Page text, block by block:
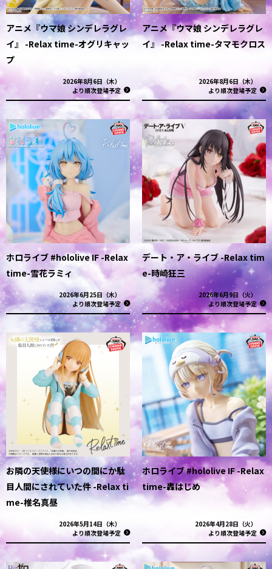
アニメ『ウマ娘 シンデレラグレ
イ』 -Relax time-オグリキャッ
プ
2026年8月6日（木）
より順次登場予定
アニメ『ウマ娘 シンデレラグレ
イ』 -Relax time-タマモクロス
2026年8月6日（木）
より順次登場予定
ホロライブ #hololive IF -Relax
time-雪花ラミィ
2026年6月25日（木）
より順次登場予定
デート・ア・ライブ -Relax tim
e-時崎狂三
2026年6月9日（火）
より順次登場予定
お隣の天使様にいつの間にか駄
目人間にされていた件 -Relax ti
me-椎名真昼
2026年5月14日（木）
より順次登場予定
ホロライブ #hololive IF -Relax
time-轟はじめ
2026年4月28日（火）
より順次登場予定